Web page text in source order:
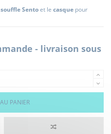
Sentoet le casque pour
- livraison sous
PANIER